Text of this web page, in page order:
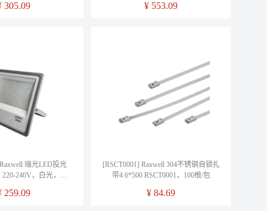
305.09 ¥ 553.09
瑞光LED投光
240V，白光，
259.09
[RSCT0001] Raxwell 304不锈钢自锁扎
带4.6*500 RSCT0001，100根/包
¥ 84.69